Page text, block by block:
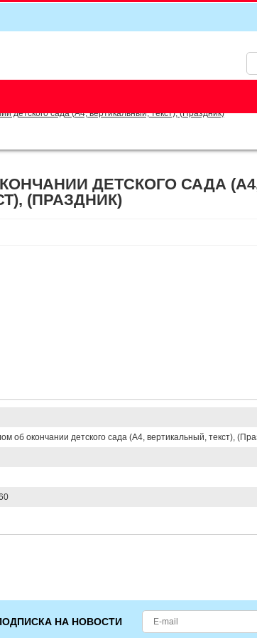
детского сада (А4, вертикальный, текст), (Праздник)
ДЕТСКОГО САДА
(ПРАЗДНИК)
об окончании детского сада (А4, вертикальный, текст),
НА НОВОСТИ